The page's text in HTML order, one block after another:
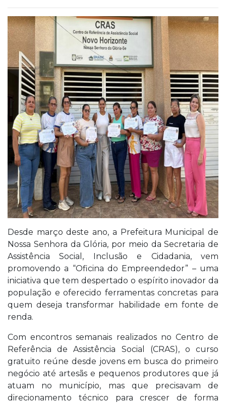
Desde março deste ano, a Prefeitura Municipal de
Nossa Senhora da Glória, por meio da Secretaria de
Assistência Social, Inclusão e Cidadania, vem
promovendo a “Oficina do Empreendedor” – uma
iniciativa que tem despertado o espírito inovador da
população e oferecido ferramentas concretas para
quem deseja transformar habilidade em fonte de
renda.
Com encontros semanais realizados no Centro de
Referência de Assistência Social (CRAS), o curso
gratuito reúne desde jovens em busca do primeiro
negócio até artesãs e pequenos produtores que já
atuam no município, mas que precisavam de
direcionamento técnico para crescer de forma